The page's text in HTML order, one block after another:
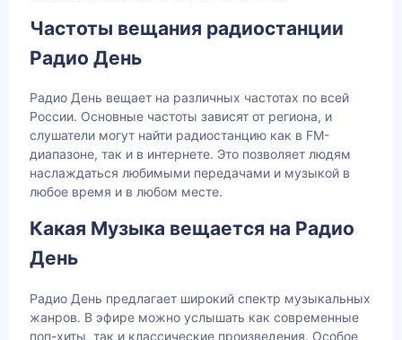
Частоты вещания радиостанции
Радио День
Радио День вещает на различных частотах по всей
России. Основные частоты зависят от региона, и
слушатели могут найти радиостанцию как в FM-
диапазоне, так и в интернете. Это позволяет людям
наслаждаться любимыми передачами и музыкой в
любое время и в любом месте.
Какая Музыка вещается на Радио
День
Радио День предлагает широкий спектр музыкальных
жанров. В эфире можно услышать как современные
поп-хиты, так и классические произведения. Особое